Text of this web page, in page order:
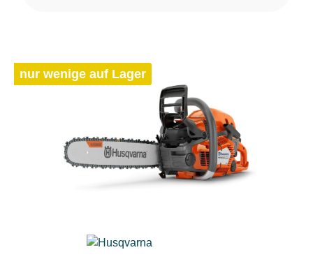
nur wenige auf Lager